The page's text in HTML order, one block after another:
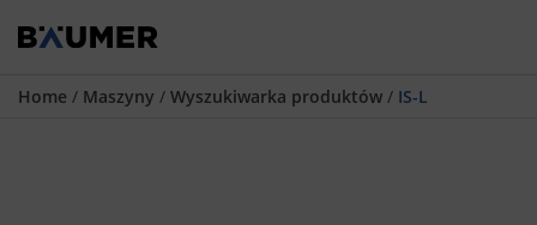
Home / Maszyny / Wyszukiwarka produktów / IS-L